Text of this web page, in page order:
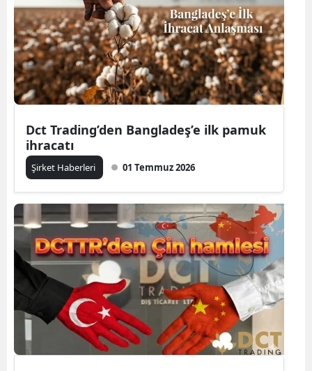
Dct Trading’den Bangladeş’e ilk pamuk
ihracatı
Şirket Haberleri 01 Temmuz 2026